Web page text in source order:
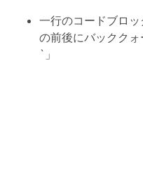
一行のコードブロ
の前後にバックク
`」